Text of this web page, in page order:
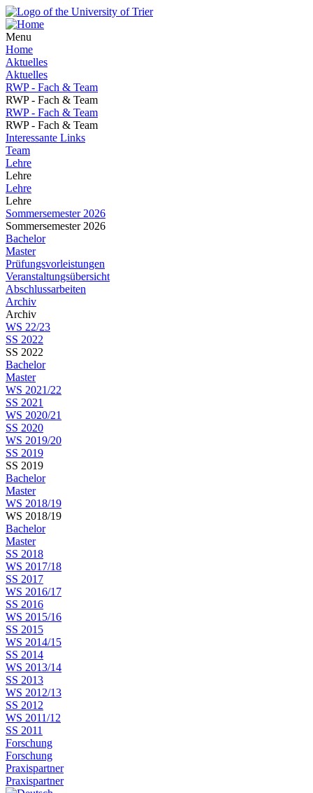
Menu
Home
Aktuelles
Aktuelles
RWP - Fach & Team
RWP - Fach & Team
RWP - Fach & Team
RWP - Fach & Team
Interessante Links
Team
Lehre
Lehre
Lehre
Lehre
Sommersemester 2026
Sommersemester 2026
Bachelor
Master
Prüfungsvorleistungen
Veranstaltungsübersicht
Abschlussarbeiten
Archiv
Archiv
WS 22/23
SS 2022
SS 2022
Bachelor
Master
WS 2021/22
SS 2021
WS 2020/21
SS 2020
WS 2019/20
SS 2019
SS 2019
Bachelor
Master
WS 2018/19
WS 2018/19
Bachelor
Master
SS 2018
WS 2017/18
SS 2017
WS 2016/17
SS 2016
WS 2015/16
SS 2015
WS 2014/15
SS 2014
WS 2013/14
SS 2013
WS 2012/13
SS 2012
WS 2011/12
SS 2011
Forschung
Forschung
Praxispartner
Praxispartner